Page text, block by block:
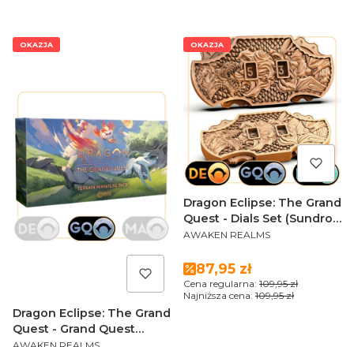
OKAZJA
Dragon Eclipse: The Grand
Quest - Grand Quest
PRODUCENT
OKAZJA
Dragon Eclipse: The Grand
Quest - Dials Set (Sundrop
Edition)
PRODUCENT
AWAKEN REALMS
Cena promocyjna
87,95 zł
Cena regularna: 109,95 zł
Najniższa cena: 109,95 zł